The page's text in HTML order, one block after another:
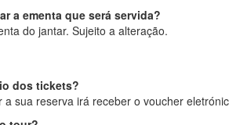
a ementa que será servida?
do jantar. Sujeito a alteração.
dos tickets?
a sua reserva irá receber o voucher